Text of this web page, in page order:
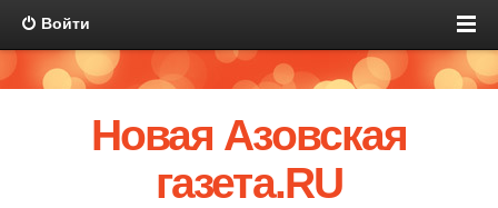
Войти
Новая Азовская
газета.RU